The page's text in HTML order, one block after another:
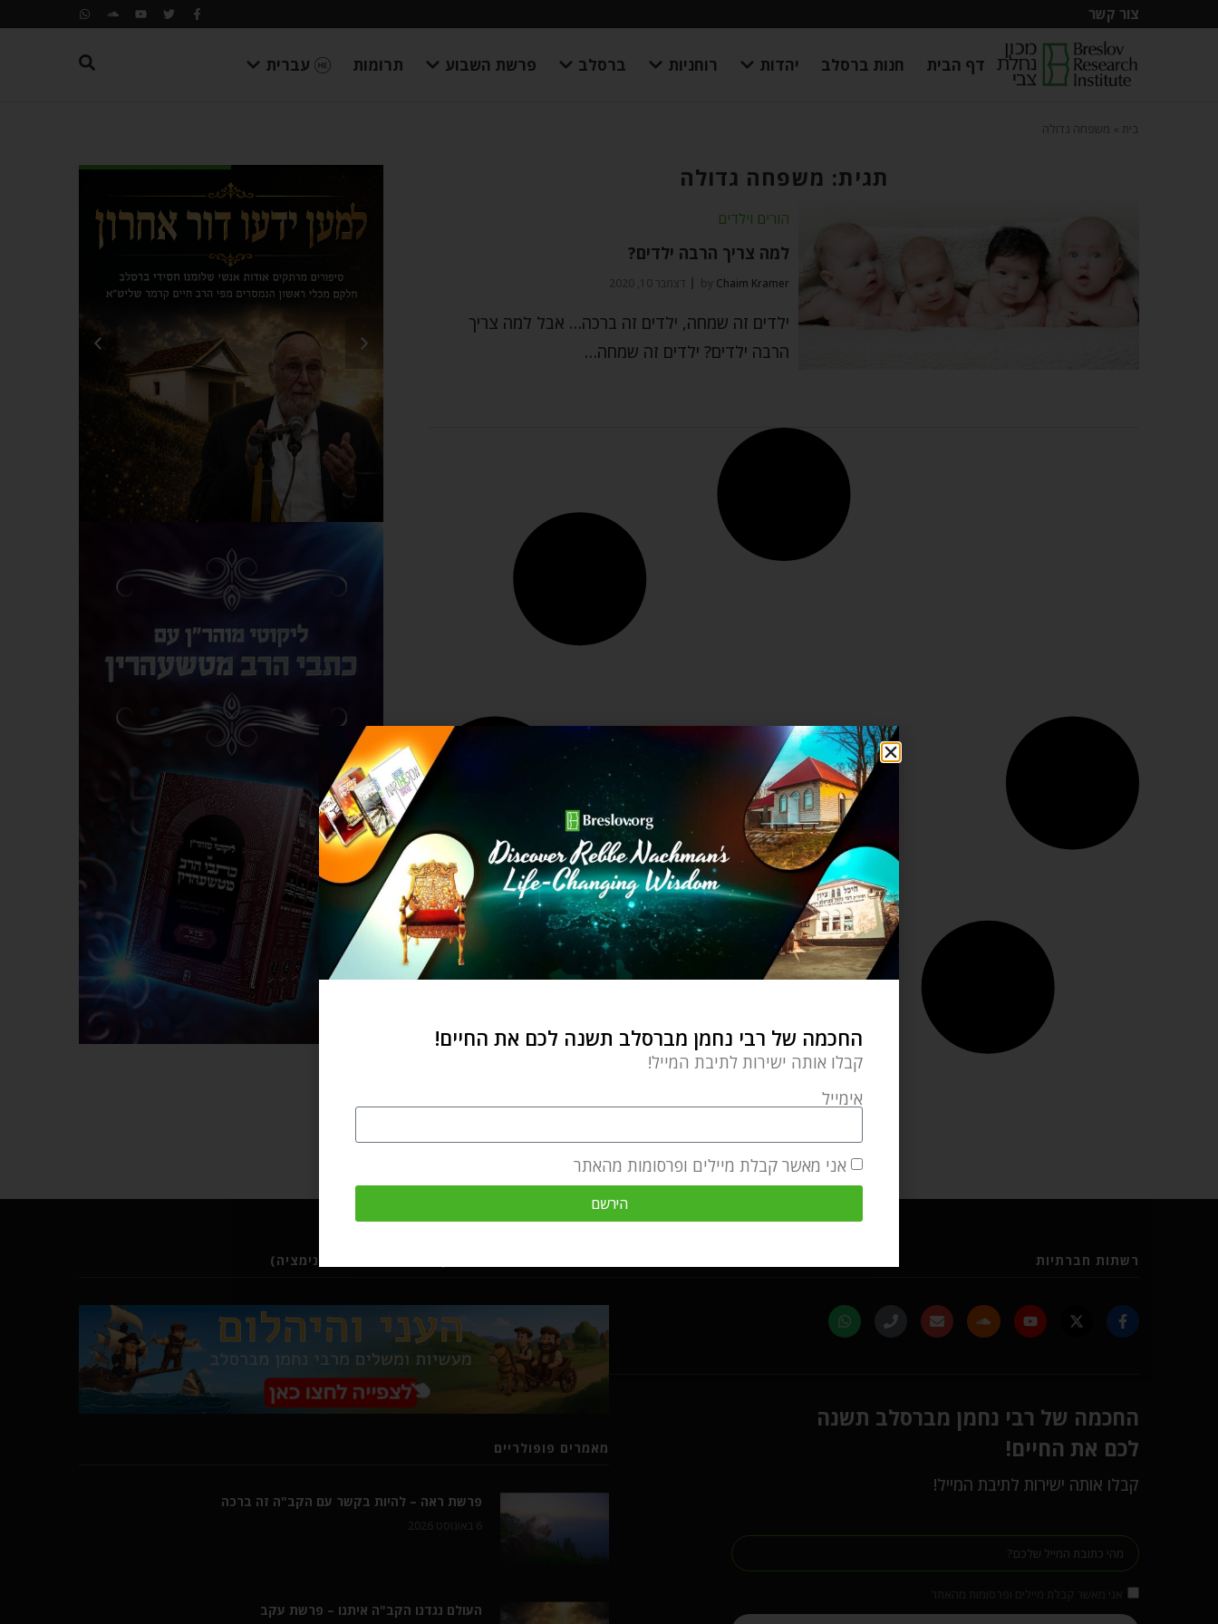
צור קשר
דף הבית חנות ברסלב יהדות רוחניות ברסלב פרשת השבוע תרומות עברית
בית משפחה גדולה
תגית: משפחה גדולה
הורים וילדים
למה צריך הרבה ילדים?
by Chaim Kramer דצמבר 10, 2020
ילדים זה שמחה, ילדים זה ברכה… אבל למה צריך
הרבה ילדים? ילדים זה שמחה…
רשתות חברתיות
החכמה של רבי נחמן מברסלב תשנה
לכם את החיים!
קבלו אותה ישירות לתיבת המייל!
מעשיות ומשלים מרבי נחמן מברסלב (סרטוני אנימציה)
מאמרים פופולריים
פרשת ראה – להיות בקשר עם הקב"ה זה ברכה
העולם נגדנו הקב"ה איתנו – פרשת עקב
החכמה של רבי נחמן מברסלב תשנה לכם את החיים!
קבלו אותה ישירות לתיבת המייל!
אימייל
אני מאשר קבלת מיילים ופרסומות מהאתר
הירשם